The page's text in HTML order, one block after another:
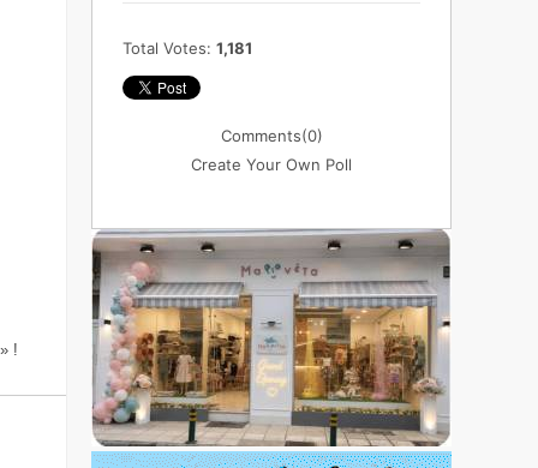
!
Total Votes: 1,181
Comments(0)
Create Your Own Poll